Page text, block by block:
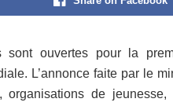
sont ouvertes pour la
L’annonce faite par le
organisations de